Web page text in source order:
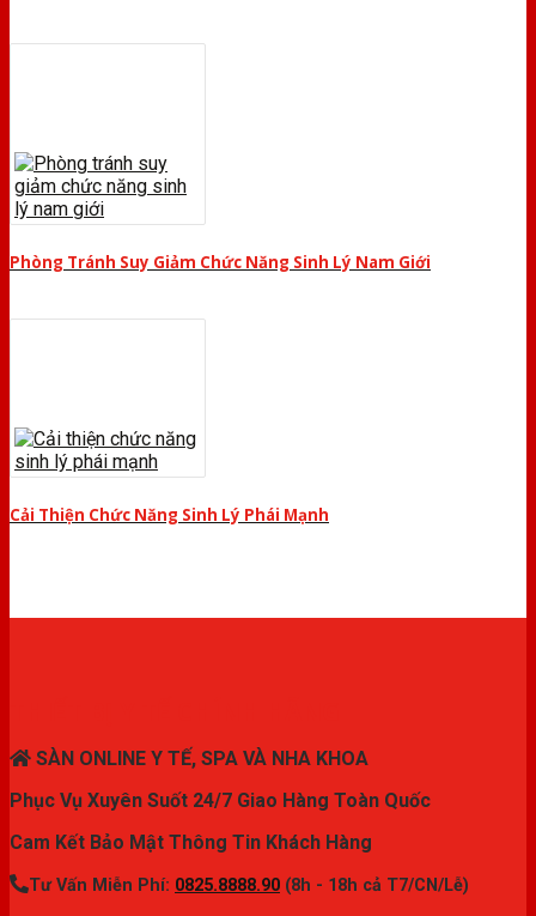
Phòng Tránh Suy Giảm Chức Năng Sinh Lý Nam Giới
Cải Thiện Chức Năng Sinh Lý Phái Mạnh
SÀN ONLINE Y TẾ, SPA VÀ NHA KHOA
Phục Vụ Xuyên Suốt 24/7 Giao Hàng Toàn Quốc
Cam Kết Bảo Mật Thông Tin Khách Hàng
Tư Vấn Miễn Phí: 0825.8888.90 (8h - 18h cả T7/CN/Lễ)